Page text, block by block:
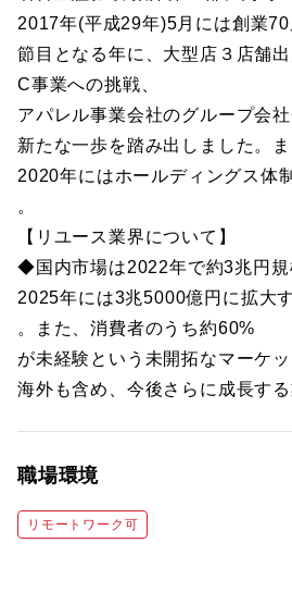
2017年(平成29年)5月には創業70
節目となる年に、大型店３店舗
C事業への挑戦、
アパレル事業会社のグループ会社
新たな一歩を踏み出しました。ま
2020年にはホールディングス体
。
【リユース業界について】
◆国内市場は2022年で約3兆円規
2025年には3兆5000億円に拡大
。また、消費者のうち約60%
が未経験という未開拓なマーケッ
海外も含め、今後さらに成長する
職場環境
リモートワーク可